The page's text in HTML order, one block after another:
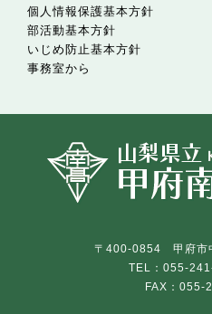
個人情報保護基本方針
部活動基本方針
いじめ防止基本方針
事務室から
〒400-0854 甲府市
TEL：055-
FAX：055-